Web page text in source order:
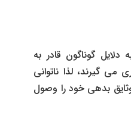
گوناگون قادر به
می گیرند، لذا ناتوانی
بدهی خود را وصول